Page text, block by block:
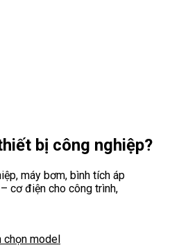
bị công nghiệp?
máy bơm, bình tích áp
cơ điện cho công trình,
model